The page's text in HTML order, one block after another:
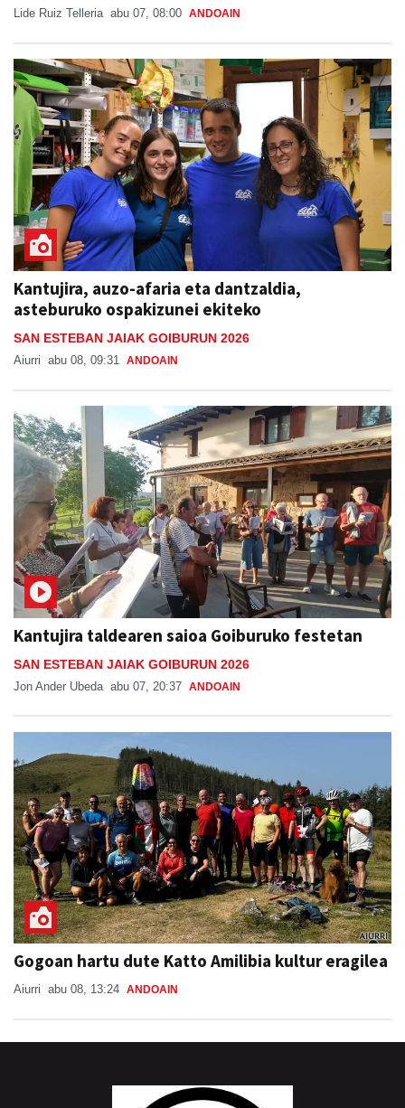
Lide Ruiz Telleria abu 07, 08:00 ANDOAIN
Kantujira, auzo-afaria eta dantzaldia,
asteburuko ospakizunei ekiteko
SAN ESTEBAN JAIAK GOIBURUN 2026
Aiurri abu 08, 09:31 ANDOAIN
Kantujira taldearen saioa Goiburuko festetan
SAN ESTEBAN JAIAK GOIBURUN 2026
Jon Ander Ubeda abu 07, 20:37 ANDOAIN
Gogoan hartu dute Katto Amilibia kultur eragilea
Aiurri abu 08, 13:24 ANDOAIN